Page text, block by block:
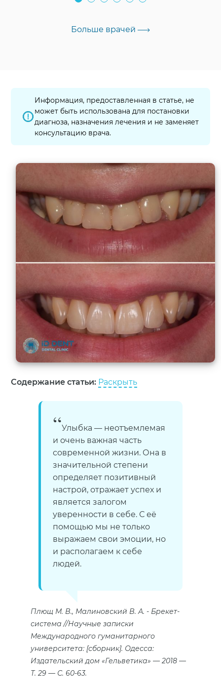
Больше врачей
Информация, предоставленная в статье, не
может быть использована для постановки
диагноза, назначения лечения и не заменяет
консультацию врача.
Содержание статьи: Раскрыть
Улыбка — неотъемлемая
и очень важная часть
современной жизни. Она в
значительной степени
определяет позитивный
настрой, отражает успех и
является залогом
уверенности в себе. С её
помощью мы не только
выражаем свои эмоции, но
и располагаем к себе
людей.
Плющ М. В., Малиновский В. А.
Брекет-
система //Научные записки
Международного гуманитарного
университета: [сборник]. Одесса:
Издательский дом «Гельветика» — 2018 —
Т. 29 — С. 60-63.